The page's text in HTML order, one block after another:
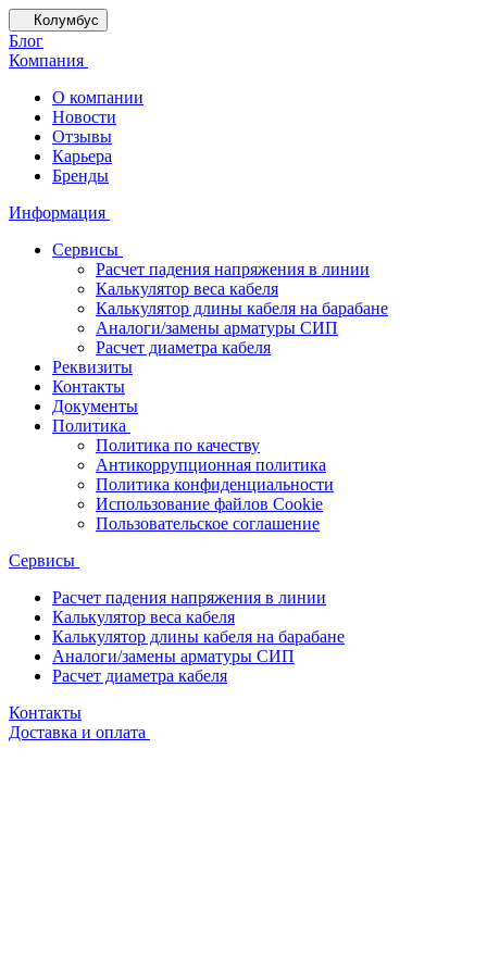
Колумбус
Блог
Компания
О компании
Новости
Отзывы
Карьера
Бренды
Информация
Сервисы
Расчет падения напряжения в линии
Калькулятор веса кабеля
Калькулятор длины кабеля на барабане
Аналоги/замены арматуры СИП
Расчет диаметра кабеля
Реквизиты
Контакты
Документы
Политика
Политика по качеству
Антикоррупционная политика
Политика конфиденциальности
Использование файлов Cookie
Пользовательское соглашение
Сервисы
Расчет падения напряжения в линии
Калькулятор веса кабеля
Калькулятор длины кабеля на барабане
Аналоги/замены арматуры СИП
Расчет диаметра кабеля
Контакты
Доставка и оплата